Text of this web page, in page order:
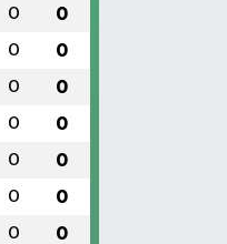
0 0
0 0
0 0
0 0
0 0
0 0
0 0